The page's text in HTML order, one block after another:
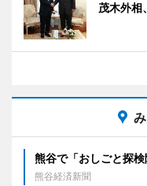
茂木外相
熊谷で「おしごと探
熊谷経済新聞